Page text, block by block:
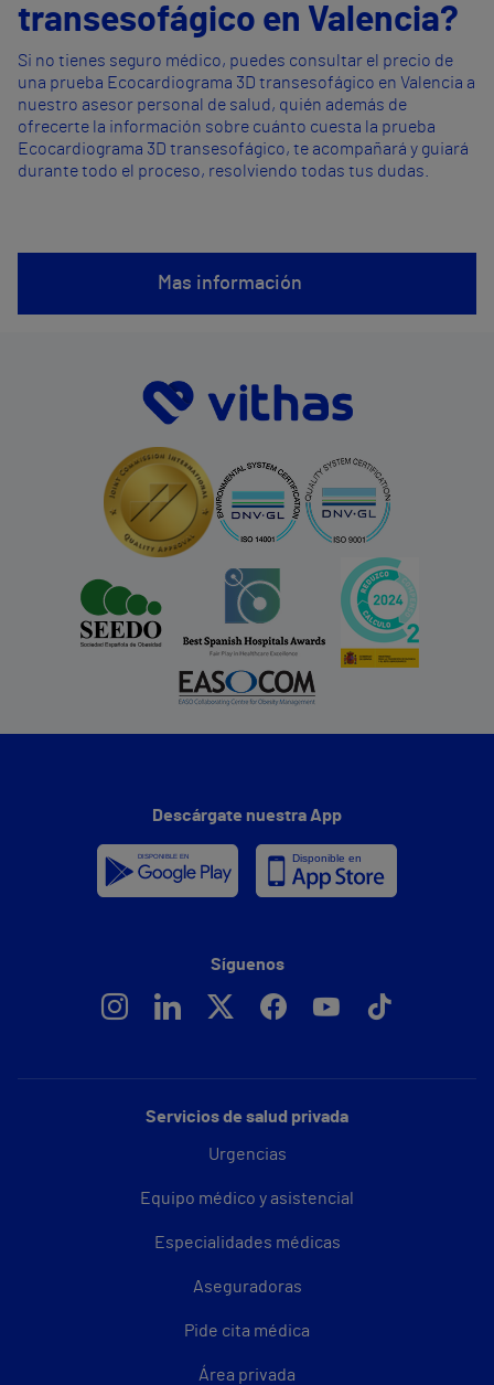
transesofágico en Valencia?
Si no tienes seguro médico, puedes consultar el precio de
una prueba Ecocardiograma 3D transesofágico en Valencia a
nuestro asesor personal de salud, quién además de
ofrecerte la información sobre cuánto cuesta la prueba
Ecocardiograma 3D transesofágico, te acompañará y guiará
durante todo el proceso, resolviendo todas tus dudas.
Mas información
Servicios de salud privada
Urgencias
Equipo médico y asistencial
Especialidades médicas
Aseguradoras
Pide cita médica
Área privada
Descárgate nuestra App
Síguenos